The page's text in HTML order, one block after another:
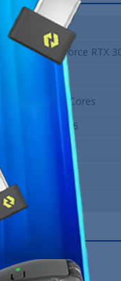
Nvidia
NVIDIA GeForce RTX
3584 CUDA Cores
12 Go GDDR6
12 Mois